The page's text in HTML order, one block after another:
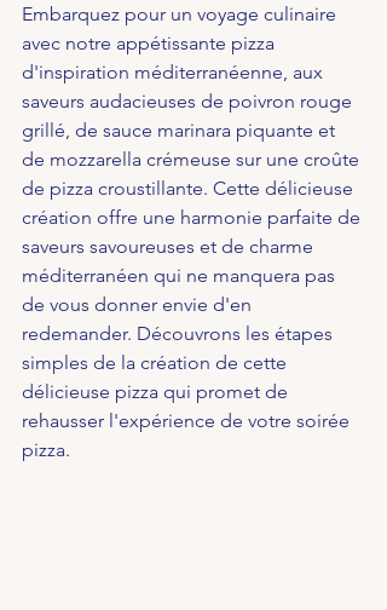
Embarquez pour un voyage culinaire
avec notre appétissante pizza
d'inspiration méditerranéenne, aux
saveurs audacieuses de poivron rouge
grillé, de sauce marinara piquante et
de mozzarella crémeuse sur une croûte
de pizza croustillante. Cette délicieuse
création offre une harmonie parfaite de
saveurs savoureuses et de charme
méditerranéen qui ne manquera pas
de vous donner envie d'en
redemander. Découvrons les étapes
simples de la création de cette
délicieuse pizza qui promet de
rehausser l'expérience de votre soirée
pizza.